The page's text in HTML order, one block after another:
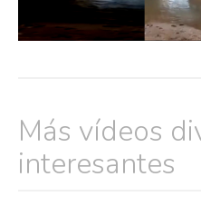
Más vídeos
interesantes